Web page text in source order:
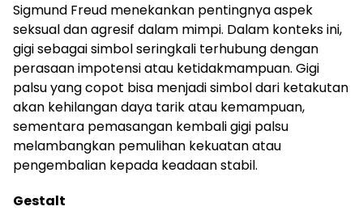
Sigmund Freud menekankan pentingnya aspek
seksual dan agresif dalam mimpi. Dalam konteks ini,
gigi sebagai simbol seringkali terhubung dengan
perasaan impotensi atau ketidakmampuan. Gigi
palsu yang copot bisa menjadi simbol dari ketakutan
akan kehilangan daya tarik atau kemampuan,
sementara pemasangan kembali gigi palsu
melambangkan pemulihan kekuatan atau
pengembalian kepada keadaan stabil.
Gestalt